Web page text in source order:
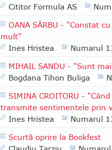
Cititor Formula AS
OANA SÂRBU - "Constat
mult"
Ines Hristea
Numarul
MIHAIL SANDU - "Sunt
Bogdana Tihon Buliga
SIMINA CROITORU -
transmite sentimentele prin
Ines Hristea
Numarul
Scurtă oprire la Bookfest